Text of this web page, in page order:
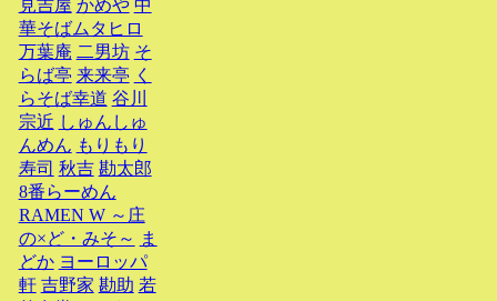
見吉屋 かめや 中
華そばムタヒロ
万葉庵 二男坊 そ
らば亭 来来亭 く
らそば幸道 谷川
宗近 しゅんしゅ
んめん もりもり
寿司 秋吉 勘太郎
8番らーめん
RAMEN W ～庄
の×ど・みそ～ ま
どか ヨーロッパ
軒 吉野家 勘助 若